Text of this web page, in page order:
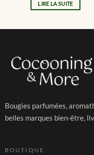
LIRE LA SUITE
Bougies parfumées,
belles marques bien-être,
BOUTIQUE